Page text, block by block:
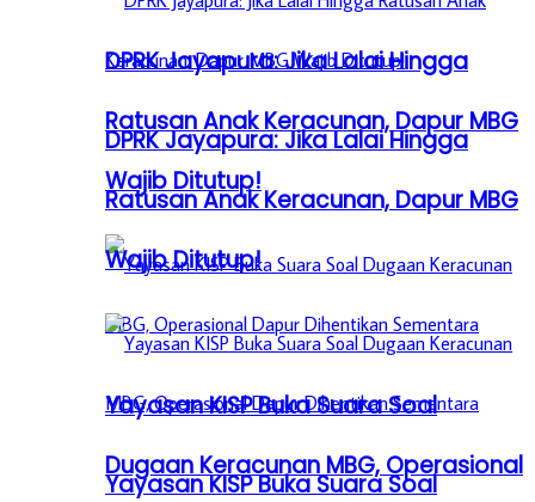
DPRK Jayapura: Jika Lalai Hingga
Ratusan Anak Keracunan, Dapur MBG
Wajib Ditutup!
Yayasan KISP Buka Suara Soal
Dugaan Keracunan MBG, Operasional
DPRK Jayapura: Jika Lalai Hingga
Ratusan Anak Keracunan, Dapur MBG
Wajib Ditutup!
Yayasan KISP Buka Suara Soal